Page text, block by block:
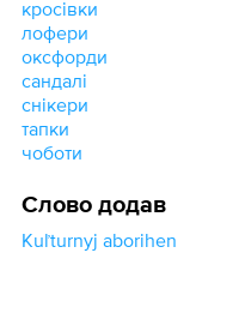
кросівки
лофери
оксфорди
сандалі
снікери
тапки
чоботи
Слово додав
Kuľturnyj aborihen